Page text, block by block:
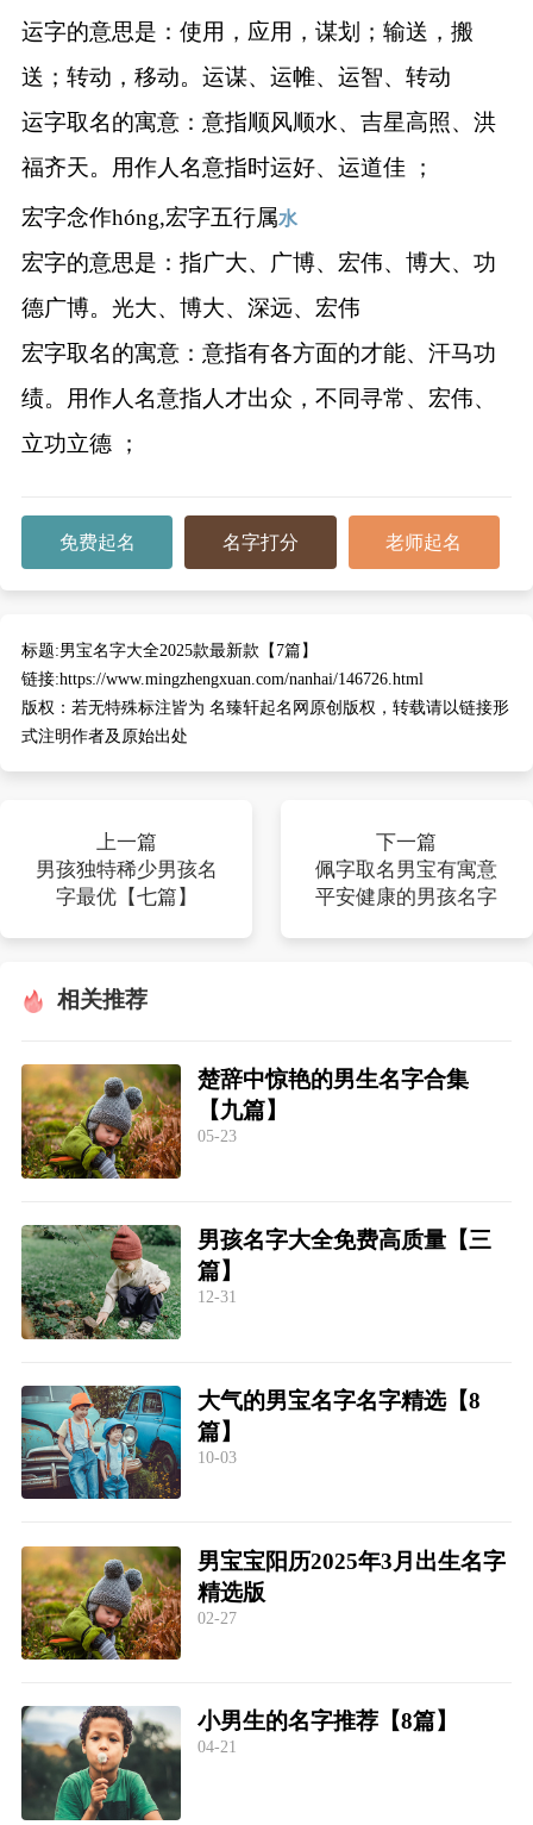
运字的意思是：使用，应用，谋划；输送，搬
送；转动，移动。运谋、运帷、运智、转动
运字取名的寓意：意指顺风顺水、吉星高照、洪
福齐天。用作人名意指时运好、运道佳 ；
宏字念作hóng,宏字五行属水
宏字的意思是：指广大、广博、宏伟、博大、功
德广博。光大、博大、深远、宏伟
宏字取名的寓意：意指有各方面的才能、汗马功
绩。用作人名意指人才出众，不同寻常、宏伟、
立功立德 ；
免费起名 名字打分 老师起名
标题:男宝名字大全2025款最新款【7篇】
链接:https://www.mingzhengxuan.com/nanhai/146726.html
版权： 若无特殊标注皆为 名臻轩起名网原创版权，转载请以链接形
式注明作者及原始出处
上一篇
男孩独特稀少男孩名
字最优【七篇】
下一篇
佩字取名男宝有寓意
平安健康的男孩名字
相关推荐
楚辞中惊艳的男生名字合集
【九篇】
05-23
男孩名字大全免费高质量【三
篇】
12-31
大气的男宝名字名字精选【8
篇】
10-03
男宝宝阳历2025年3月出生名字
精选版
02-27
小男生的名字推荐【8篇】
04-21